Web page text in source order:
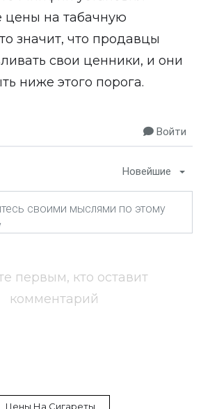
на табачную
значит, что продавцы
свои ценники, и они
ниже этого порога.
Войти
Новейшие
первым, кто оставит
комментарий
Цены На Сигареты